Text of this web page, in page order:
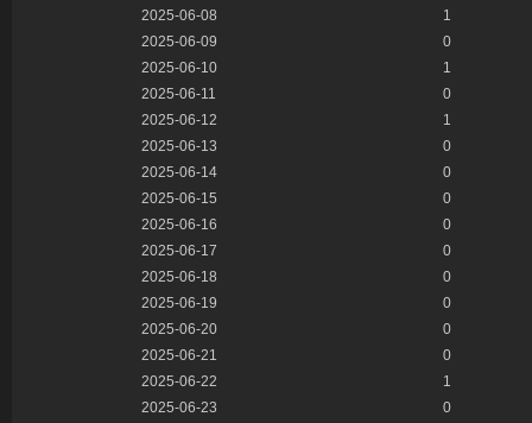
2025-06-08
1
2025-06-09
0
2025-06-10
1
2025-06-11
0
2025-06-12
1
2025-06-13
0
2025-06-14
0
2025-06-15
0
2025-06-16
0
2025-06-17
0
2025-06-18
0
2025-06-19
0
2025-06-20
0
2025-06-21
0
2025-06-22
1
2025-06-23
0